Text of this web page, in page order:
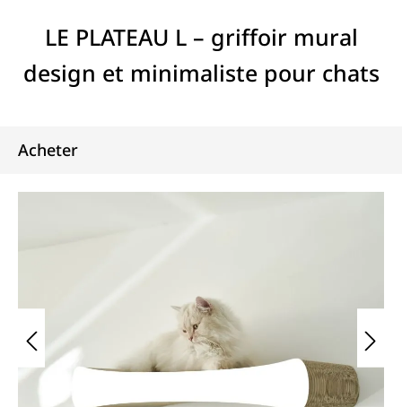
LE PLATEAU L – griffoir mural
design et minimaliste pour chats
Acheter